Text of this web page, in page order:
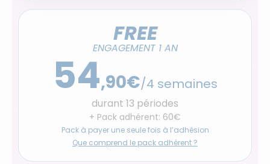
FREE
ENGAGEMENT 1 AN
54,90€/4 semaines
durant 13 périodes
+ Pack adhérent: 60€
Pack à payer une seule fois à l’adhésion
Que comprend le pack adhérent ?